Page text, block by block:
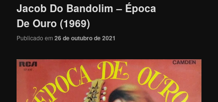
Jacob Do Bandolim – Época
De Ouro (1969)
Publicado em26 de outubro de 2021